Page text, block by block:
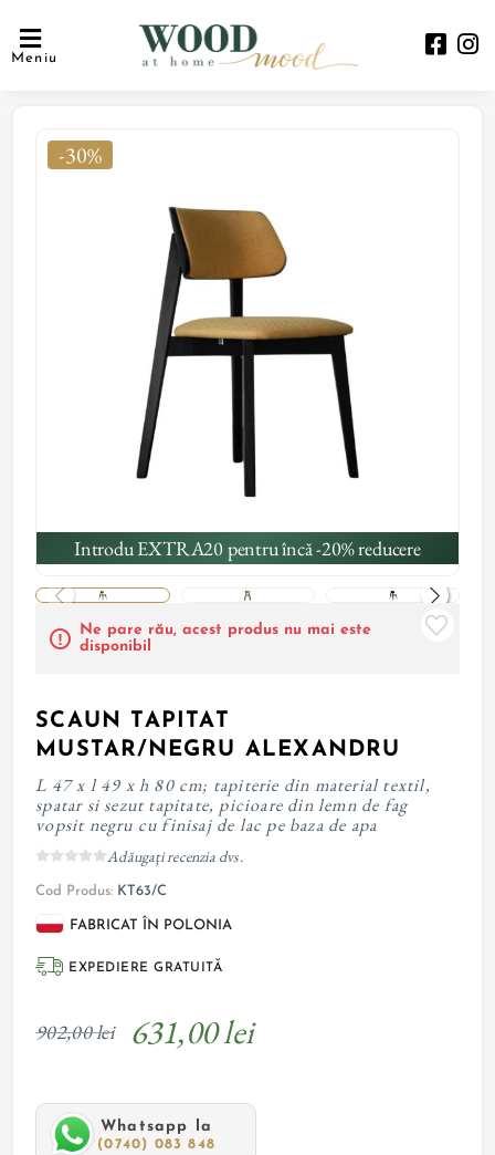
Meniu
-30%
Introdu EXTRA20 pentru încă -20% reducere
Ne pare rău, acest produs nu mai este
disponibil
SCAUN TAPITAT
MUSTAR/NEGRU ALEXANDRU
L 47 x l 49 x h 80 cm; tapiterie din material textil,
spatar si sezut tapitate, picioare din lemn de fag
vopsit negru cu finisaj de lac pe baza de apa
Adăugați recenzia dvs.
Cod Produs: KT63/C
FABRICAT ÎN POLONIA
EXPEDIERE GRATUITĂ
902,00 lei 631,00 lei
Whatsapp la
(0740) 083 848